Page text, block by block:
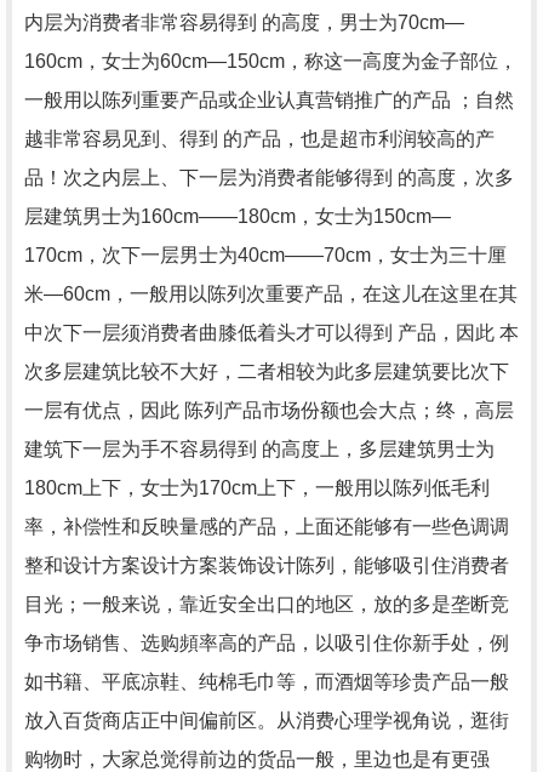
内层为消费者非常容易得到 的高度，男士为70cm—
160cm，女士为60cm—150cm，称这一高度为金子部位，
一般用以陈列重要产品或企业认真营销推广的产品 ；自然
越非常容易见到、得到 的产品，也是超市利润较高的产
品！次之内层上、下一层为消费者能够得到 的高度，次多
层建筑男士为160cm——180cm，女士为150cm—
170cm，次下一层男士为40cm——70cm，女士为三十厘
米—60cm，一般用以陈列次重要产品，在这儿在这里在其
中次下一层须消费者曲膝低着头才可以得到 产品，因此 本
次多层建筑比较不大好，二者相较为此多层建筑要比次下
一层有优点，因此 陈列产品市场份额也会大点；终，高层
建筑下一层为手不容易得到 的高度上，多层建筑男士为
180cm上下，女士为170cm上下，一般用以陈列低毛利
率，补偿性和反映量感的产品，上面还能够有一些色调调
整和设计方案设计方案装饰设计陈列，能够吸引住消费者
目光；一般来说，靠近安全出口的地区，放的多是垄断竞
争市场销售、选购頻率高的产品，以吸引住你新手处，例
如书籍、平底凉鞋、纯棉毛巾等，而酒烟等珍贵产品一般
放入百货商店正中间偏前区。从消费心理学视角说，逛街
购物时，大家总觉得前边的货品一般，里边也是有更强